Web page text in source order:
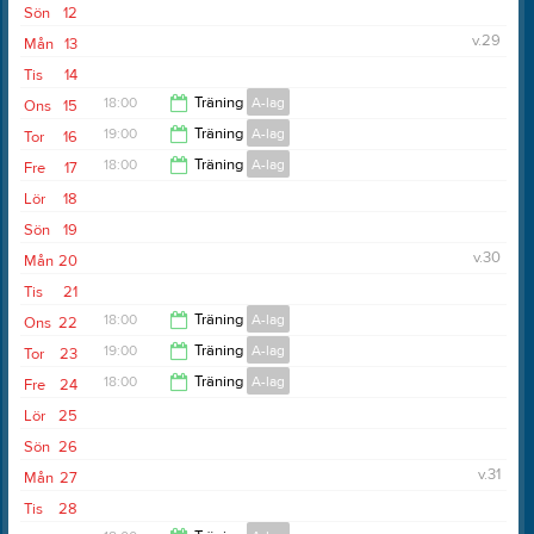
12
Sön
13
Mån
v.29
14
Tis
15
Ons 18:00 Träning A-lag
19:30
16
Tor 19:00 Träning A-lag
17
Fre 18:00 Träning A-lag
18
Lör
19
Sön
20
Mån
v.30
21
Tis
22
Ons 18:00 Träning A-lag
19:30
23
Tor 19:00 Träning A-lag
24
Fre 18:00 Träning A-lag
25
Lör
26
Sön
27
Mån
v.31
28
Tis